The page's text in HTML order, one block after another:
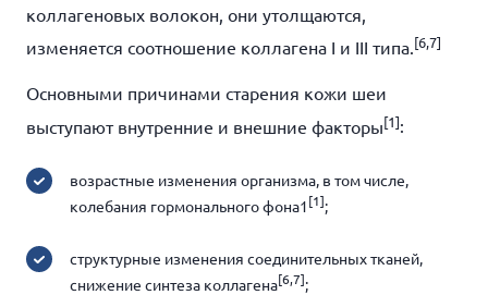
коллагеновых волокон, они утолщаются,
изменяется соотношение коллагена I и III типа. [6,7]
Основными причинами старения кожи шеи
выступают внутренние и внешние факторы[1]:
возрастные изменения организма, в том числе,
колебания гормонального фона1 [1];
структурные изменения соединительных тканей,
снижение синтеза коллагена[6,7];